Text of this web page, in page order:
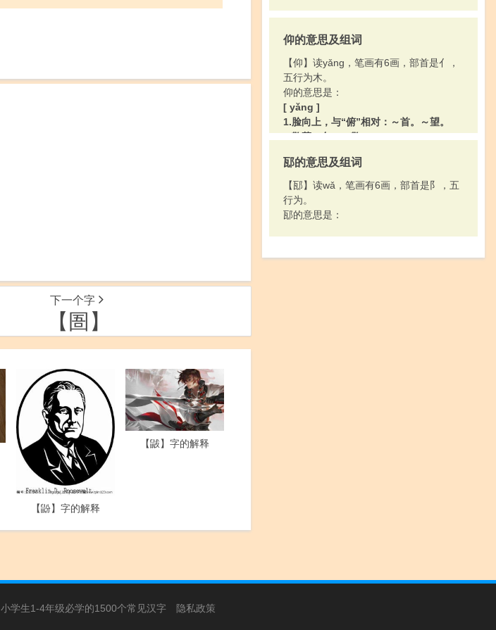
下一个字
【圄】
【鼢】字的解释
【鼥】字的解释
仰的意思及组词
【仰】读yǎng，笔画有6画，部首是亻，
五行为木。
仰的意思是：
[ yǎng ]
1.脸向上，与“俯”相对：～首。～望。
2.敬慕：久～。敬～。
4.旧时公文用语。上行文中用在“请、
祈、恳”等字之前，表示恭敬；下行文中
表示命令：～即尊照。
5.服下，指服毒：～药（服毒药自杀）。
6.姓。
邷的意思及组词
【邷】读wǎ，笔画有6画，部首是阝，五
行为。
邷的意思是：
小学生1-4年级必学的1500个常见汉字 隐私政策